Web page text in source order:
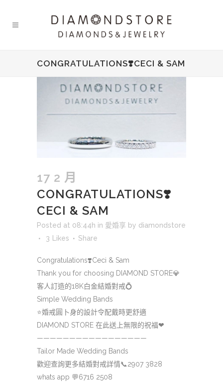
CONGRATULATIONS❣️CECI & SAM
17 2 月
CONGRATULATIONS❣️
CECI & SAM
Posted at 08:44h in 愛婚享 by diamondstore
3 Likes Share
Congratulations❣️Ceci & Sam
Thank you for choosing DIAMOND STORE💎
客人訂造的18K白金結婚對戒💍
Simple Wedding Bands
⭐️婚戒圓卜身的設計令配戴時更舒適
DIAMOND STORE 在此送上無限的祝福❤
—————————————————
Tailor Made Wedding Bands
歡迎查詢更多結婚對戒詳情📞2907 3828
whats app 💬6716 2508